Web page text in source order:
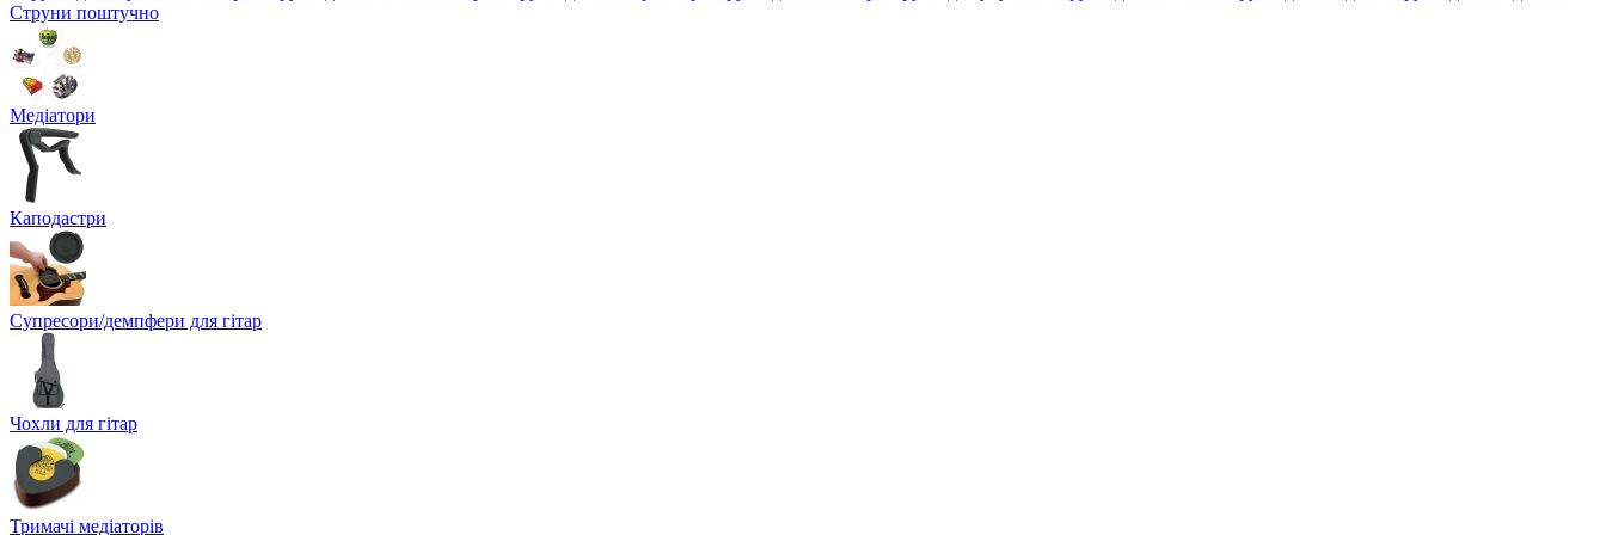
Струни поштучно
Медіатори
Каподастри
Супресори/демпфери для гітар
Чохли для гітар
Тримачі медіаторів